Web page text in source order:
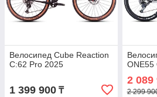
Велосипед Cube Reaction
C:62 Pro 2025
1 399 900 ₸
ONE55
2 089
2 299